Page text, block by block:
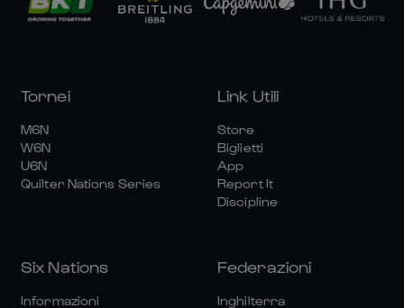
Tornei
M6N
W6N
U6N
Quilter Nations Series
Link Utili
Store
Biglietti
App
Report It
Discipline
Six Nations
Informazioni
Federazioni
Inghilterra